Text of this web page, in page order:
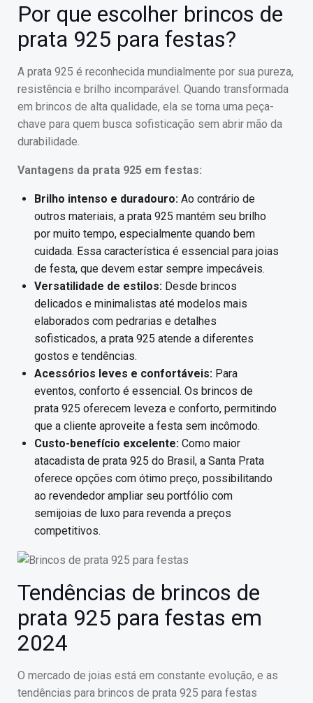
Por que escolher brincos de
prata 925 para festas?
A prata 925 é reconhecida mundialmente por sua pureza,
resistência e brilho incomparável. Quando transformada
em brincos de alta qualidade, ela se torna uma peça-
chave para quem busca sofisticação sem abrir mão da
durabilidade.
Vantagens da prata 925 em festas:
Brilho intenso e duradouro: Ao contrário de
outros materiais, a prata 925 mantém seu brilho
por muito tempo, especialmente quando bem
cuidada. Essa característica é essencial para joias
de festa, que devem estar sempre impecáveis.
Versatilidade de estilos: Desde brincos
delicados e minimalistas até modelos mais
elaborados com pedrarias e detalhes
sofisticados, a prata 925 atende a diferentes
gostos e tendências.
Acessórios leves e confortáveis: Para
eventos, conforto é essencial. Os brincos de
prata 925 oferecem leveza e conforto, permitindo
que a cliente aproveite a festa sem incômodo.
Custo-benefício excelente: Como maior
atacadista de prata 925 do Brasil, a Santa Prata
oferece opções com ótimo preço, possibilitando
ao revendedor ampliar seu portfólio com
semijoias de luxo para revenda a preços
competitivos.
Tendências de brincos de
prata 925 para festas em
2024
O mercado de joias está em constante evolução, e as
tendências para brincos de prata 925 para festas